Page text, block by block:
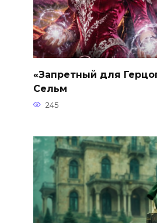
«Запретный для
Сельм
245